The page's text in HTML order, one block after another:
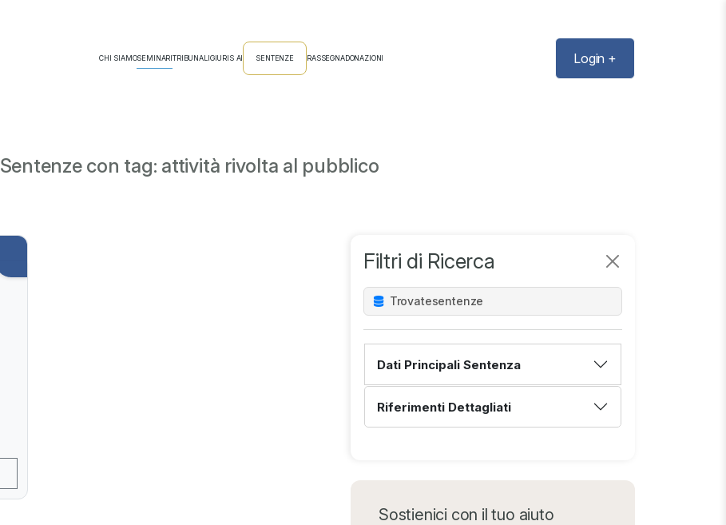
CHI SIAMOSEMINARITRIBUNALIGIURIS AI SENTENZE RASSEGNADONAZIONI Login +
Sentenze con tag: attività rivolta al pubblico
Filtri di Ricerca
Trovatesentenze
Dati Principali Sentenza
Riferimenti Dettagliati
Sostienici con il tuo aiuto